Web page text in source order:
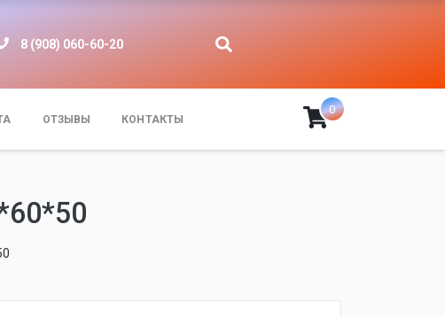
8 (908) 060-60-20
ОТЗЫВЫ КОНТАКТЫ
0